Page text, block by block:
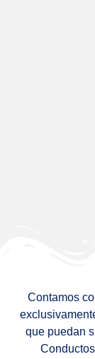
Contamos
que puedan